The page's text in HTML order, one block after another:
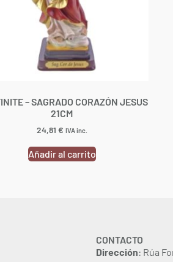
– SAGRADO CORAZÓN JESUS
21CM
24,81 € IVA inc.
Añadir al carrito
CONTACTO
Dirección: Rúa